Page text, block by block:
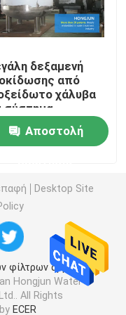
πόσιμου νερού
νερού
Νερού
δεξαμενή
από
χάλυβα
σύστημα
νερού
Αποστολή
Desktop Site
φίλτρων άμμου
Hongjun Water
All Rights
ECER